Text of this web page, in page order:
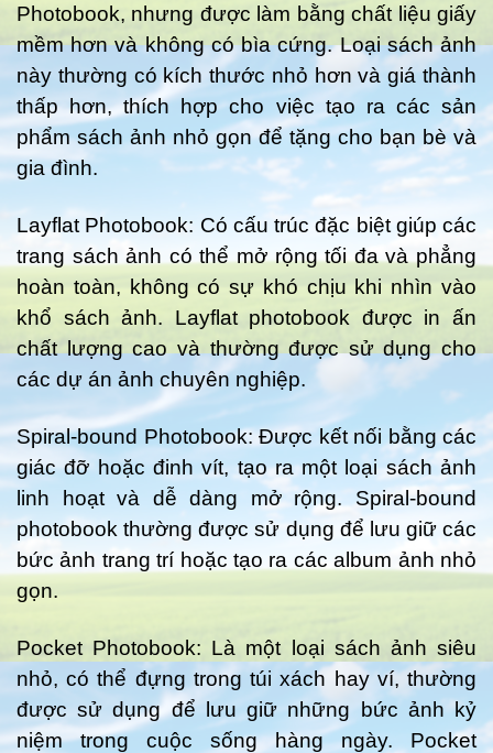
Photobook, nhưng được làm bằng chất liệu giấy
mềm hơn và không có bìa cứng. Loại sách ảnh
này thường có kích thước nhỏ hơn và giá thành
thấp hơn, thích hợp cho việc tạo ra các sản
phẩm sách ảnh nhỏ gọn để tặng cho bạn bè và
gia đình.
Layflat Photobook: Có cấu trúc đặc biệt giúp các
trang sách ảnh có thể mở rộng tối đa và phẳng
hoàn toàn, không có sự khó chịu khi nhìn vào
khổ sách ảnh. Layflat photobook được in ấn
chất lượng cao và thường được sử dụng cho
các dự án ảnh chuyên nghiệp.
Spiral-bound Photobook: Được kết nối bằng các
giác đỡ hoặc đinh vít, tạo ra một loại sách ảnh
linh hoạt và dễ dàng mở rộng. Spiral-bound
photobook thường được sử dụng để lưu giữ các
bức ảnh trang trí hoặc tạo ra các album ảnh nhỏ
gọn.
Pocket Photobook: Là một loại sách ảnh siêu
nhỏ, có thể đựng trong túi xách hay ví, thường
được sử dụng để lưu giữ những bức ảnh kỷ
niệm trong cuộc sống hàng ngày. Pocket